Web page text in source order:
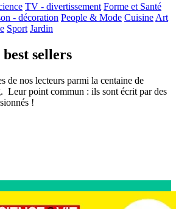
TV - divertissement Forme et Santé
- décoration People & Mode Cuisine Art
Sport Jardin
sellers
de nos lecteurs parmi la centaine de
Leur point commun : ils sont écrit par des
!